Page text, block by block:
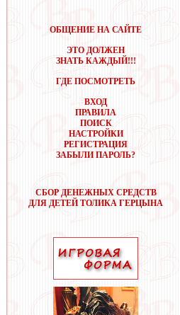
ОБЩЕНИЕ НА САЙТЕ
ЭТО ДОЛЖЕН
ЗНАТЬ КАЖДЫЙ!!!
ГДЕ ПОСМОТРЕТЬ
ВХОД
ПРАВИЛА
ПОИСК
НАСТРОЙКИ
РЕГИСТРАЦИЯ
ЗАБЫЛИ ПАРОЛЬ?
СБОР ДЕНЕЖНЫХ СРЕДСТВ
ДЛЯ ДЕТЕЙ ТОЛИКА ГЕРЦЫНА